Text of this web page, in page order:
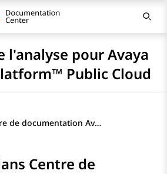
l'analyse pour Avaya
Public Cloud
Navigation dans Centre de documentation Avaya
Centre de